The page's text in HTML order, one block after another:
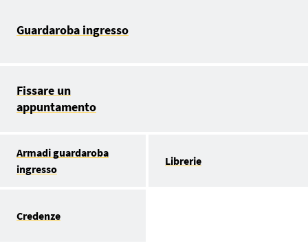
Guardaroba ingresso
Fissare un
appuntamento
Armadi guardaroba
ingresso
Librerie
Credenze